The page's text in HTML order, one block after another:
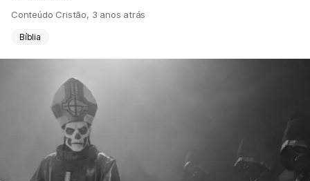
Conteúdo Cristão, 3 anos atrás
Bíblia